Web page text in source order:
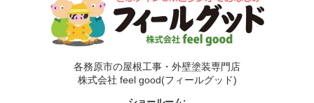
各務原市の屋根工事・外壁塗装専門店
株式会社 feel good(フィールグッド)